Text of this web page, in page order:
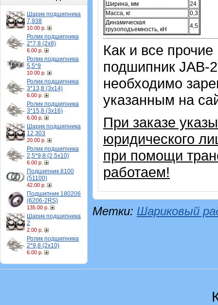
Шарик подшипника
7,938
10.00 р.
Ролик подшипника
2*7,8 (2х8)
6.00 р.
Ролик подшипника
5,5*9
10.00 р.
Ролик подшипника
3*13,8 (3х14)
6.00 р.
Ролик подшипника
3*15,8 (3х16)
6.00 р.
Шарик подшипника
12,303
20.00 р.
Ролик подшипника
2,5*9,8 (2,5х10)
6.00 р.
Подшипник 8100
(51100)
42.00 р.
Подшипник 180206
(6206-2RS)
135.00 р.
Шарик подшипника
2
2.00 р.
Ролик подшипника
2*9,8 (2х10)
6.00 р.
Ширина, мм
24
Масса, кг
0,3
Динамическая
грузоподъемность, кН
4,5
Как и все
подшипник JAB-
необходимо
указанным на
При заказе
юридического
при помощи
работаем!
Метки: Шариковый